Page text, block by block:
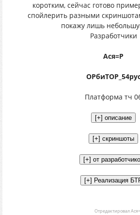
коротким, сейчас готово
спойлерить разными
покажу лишь
Разработчики
Ася=P
Платформа тч
Отредактировал